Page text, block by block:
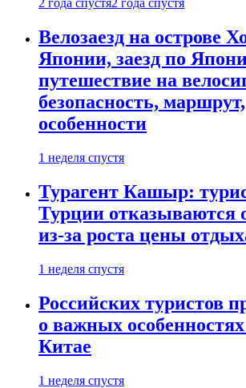
2 года спустя2 года спустя
Велозаезд на острове
Японии, заезд по
путешествие на
безопасность, маршрут,
особенности
1 неделя спустя
Турагент Кашыр:
Турции отказываются
из-за роста цены
1 неделя спустя
Российских туристов
о важных
Китае
1 неделя спустя